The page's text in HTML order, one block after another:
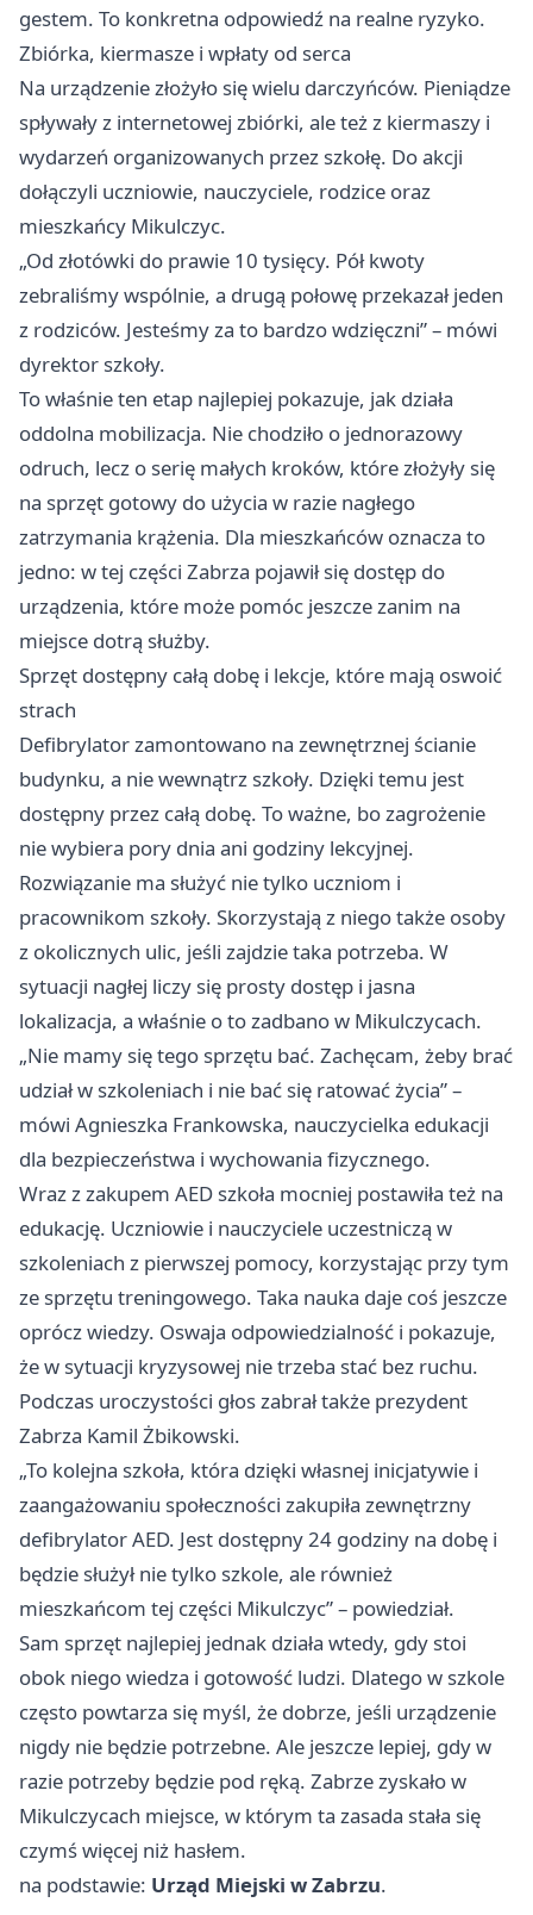
gestem. To konkretna odpowiedź na realne ryzyko.
Zbiórka, kiermasze i wpłaty od serca
Na urządzenie złożyło się wielu darczyńców. Pieniądze
spływały z internetowej zbiórki, ale też z kiermaszy i
wydarzeń organizowanych przez szkołę. Do akcji
dołączyli uczniowie, nauczyciele, rodzice oraz
mieszkańcy Mikulczyc.
„Od złotówki do prawie 10 tysięcy. Pół kwoty
zebraliśmy wspólnie, a drugą połowę przekazał jeden
z rodziców. Jesteśmy za to bardzo wdzięczni” – mówi
dyrektor szkoły.
To właśnie ten etap najlepiej pokazuje, jak działa
oddolna mobilizacja. Nie chodziło o jednorazowy
odruch, lecz o serię małych kroków, które złożyły się
na sprzęt gotowy do użycia w razie nagłego
zatrzymania krążenia. Dla mieszkańców oznacza to
jedno: w tej części Zabrza pojawił się dostęp do
urządzenia, które może pomóc jeszcze zanim na
miejsce dotrą służby.
Sprzęt dostępny całą dobę i lekcje, które mają oswoić
strach
Defibrylator zamontowano na zewnętrznej ścianie
budynku, a nie wewnątrz szkoły. Dzięki temu jest
dostępny przez całą dobę. To ważne, bo zagrożenie
nie wybiera pory dnia ani godziny lekcyjnej.
Rozwiązanie ma służyć nie tylko uczniom i
pracownikom szkoły. Skorzystają z niego także osoby
z okolicznych ulic, jeśli zajdzie taka potrzeba. W
sytuacji nagłej liczy się prosty dostęp i jasna
lokalizacja, a właśnie o to zadbano w Mikulczycach.
„Nie mamy się tego sprzętu bać. Zachęcam, żeby brać
udział w szkoleniach i nie bać się ratować życia” –
mówi Agnieszka Frankowska, nauczycielka edukacji
dla bezpieczeństwa i wychowania fizycznego.
Wraz z zakupem AED szkoła mocniej postawiła też na
edukację. Uczniowie i nauczyciele uczestniczą w
szkoleniach z pierwszej pomocy, korzystając przy tym
ze sprzętu treningowego. Taka nauka daje coś jeszcze
oprócz wiedzy. Oswaja odpowiedzialność i pokazuje,
że w sytuacji kryzysowej nie trzeba stać bez ruchu.
Podczas uroczystości głos zabrał także prezydent
Zabrza Kamil Żbikowski.
„To kolejna szkoła, która dzięki własnej inicjatywie i
zaangażowaniu społeczności zakupiła zewnętrzny
defibrylator AED. Jest dostępny 24 godziny na dobę i
będzie służył nie tylko szkole, ale również
mieszkańcom tej części Mikulczyc” – powiedział.
Sam sprzęt najlepiej jednak działa wtedy, gdy stoi
obok niego wiedza i gotowość ludzi. Dlatego w szkole
często powtarza się myśl, że dobrze, jeśli urządzenie
nigdy nie będzie potrzebne. Ale jeszcze lepiej, gdy w
razie potrzeby będzie pod ręką. Zabrze zyskało w
Mikulczycach miejsce, w którym ta zasada stała się
czymś więcej niż hasłem.
na podstawie: Urząd Miejski w Zabrzu.